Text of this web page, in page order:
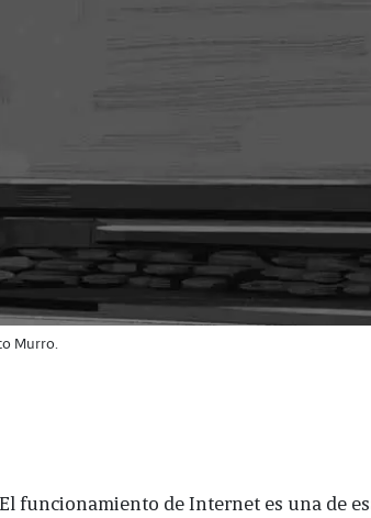
Murro.
El funcionamiento de Internet es una de